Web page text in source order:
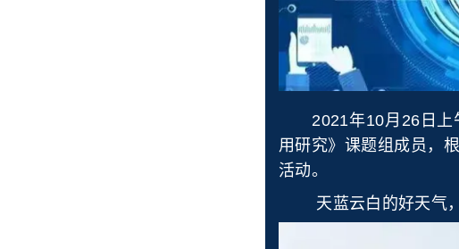
2021年10月26日上午
用研究》课题组成员，
活动。
天蓝云白的好天气，